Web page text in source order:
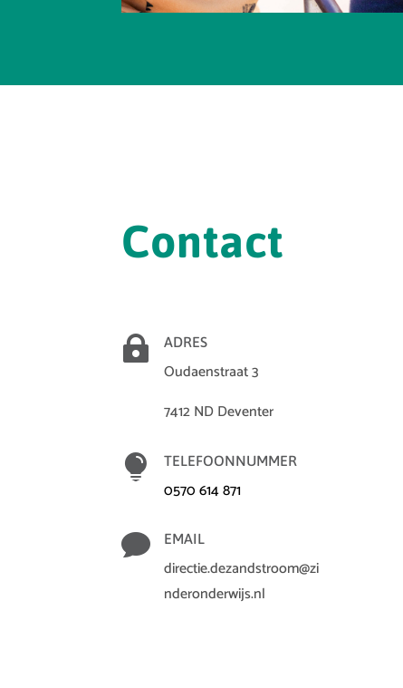
Contact
 ADRES
Oudaenstraat 3
7412 ND Deventer
 TELEFOONNUMMER
0570 614 871
 EMAIL
directie.dezandstroom@zi
nderonderwijs.nl